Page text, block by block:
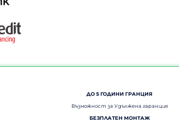
ДО 5 ГОДИНИ ГРАНЦИЯ
Възможност за Удължена гаранция
БЕЗПЛАТЕН МОНТАЖ